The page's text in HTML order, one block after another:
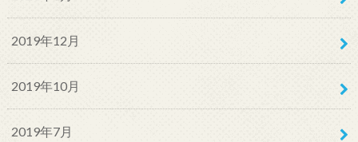
2019年12月
2019年10月
2019年7月